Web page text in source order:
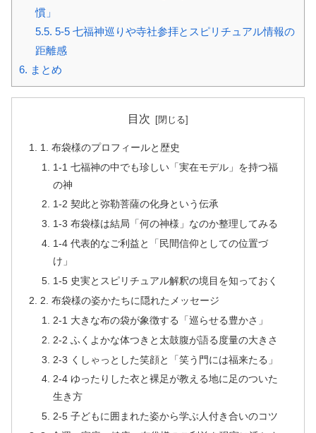
慣」
5.5. 5-5 七福神巡りや寺社参拝とスピリチュアル情報の
距離感
6. まとめ
目次
1. 布袋様のプロフィールと歴史
1-1 七福神の中でも珍しい「実在モデル」を持つ福
の神
1-2 契此と弥勒菩薩の化身という伝承
1-3 布袋様は結局「何の神様」なのか整理してみる
1-4 代表的なご利益と「民間信仰としての位置づ
け」
1-5 史実とスピリチュアル解釈の境目を知っておく
2. 布袋様の姿かたちに隠れたメッセージ
2-1 大きな布の袋が象徴する「巡らせる豊かさ」
2-2 ふくよかな体つきと太鼓腹が語る度量の大きさ
2-3 くしゃっとした笑顔と「笑う門には福来たる」
2-4 ゆったりした衣と裸足が教える地に足のついた
生き方
2-5 子どもに囲まれた姿から学ぶ人付き合いのコツ